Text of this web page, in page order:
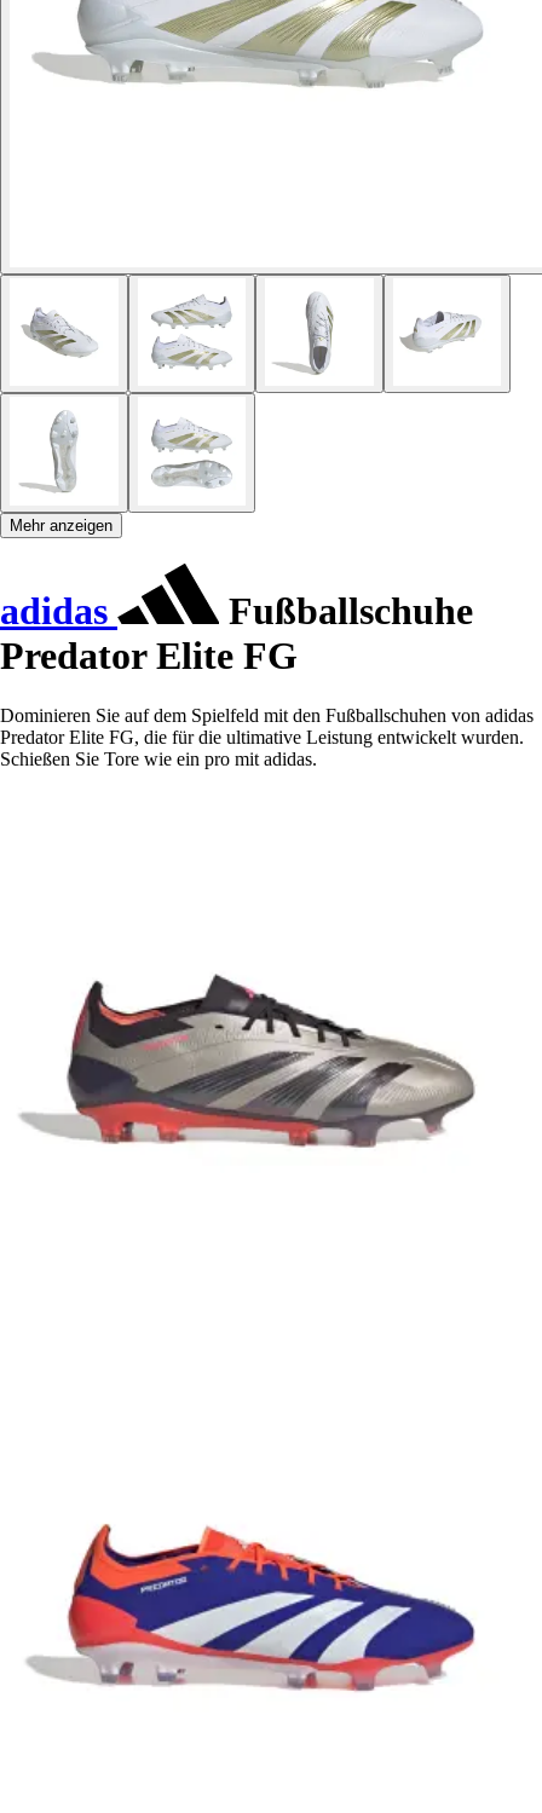
Mehr anzeigen
adidas
Fußballschuhe
Predator Elite FG
Dominieren Sie auf dem Spielfeld mit den Fußballschuhen von adidas
Predator Elite FG, die für die ultimative Leistung entwickelt wurden.
Schießen Sie Tore wie ein pro mit adidas.